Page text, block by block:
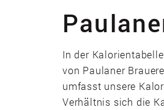
In der
von Paulaner
umfasst unsere
Verhältnis sich die